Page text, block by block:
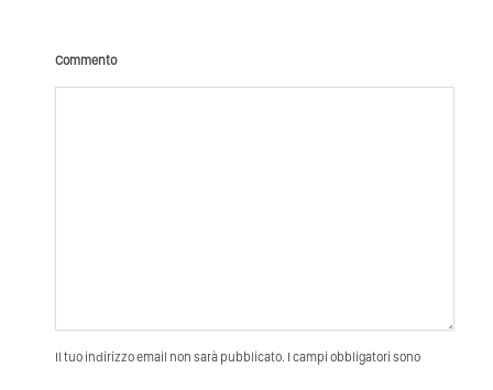
Commento
Il tuo indirizzo email non sarà pubblicato. I campi obbligatori sono